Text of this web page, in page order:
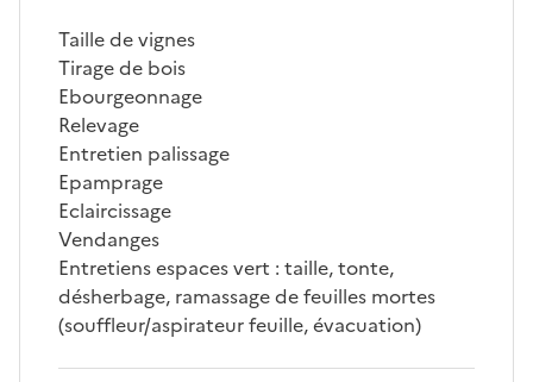
Taille de vignes
Tirage de bois
Ebourgeonnage
Relevage
Entretien palissage
Epamprage
Eclaircissage
Vendanges
Entretiens espaces vert : taille, tonte,
désherbage, ramassage de feuilles mortes
(souffleur/aspirateur feuille, évacuation)